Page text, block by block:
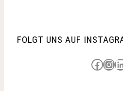
Rundgang)
FOLGT UNS AUF
Besuche uns auf
Besuche